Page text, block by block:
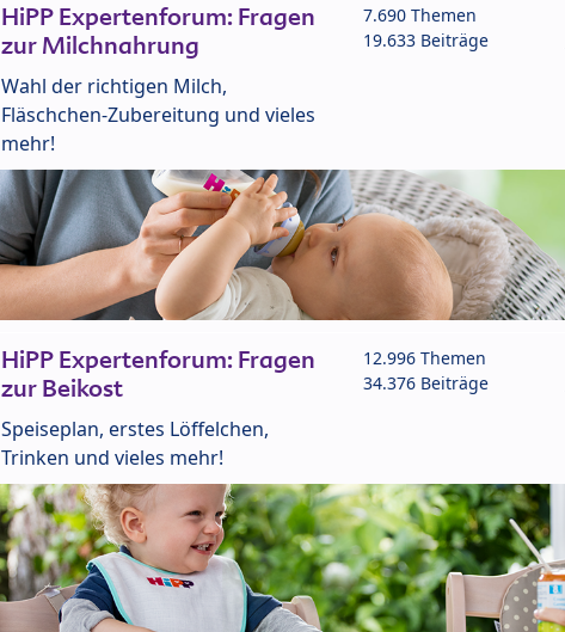
HiPP Expertenforum: Fragen
zur Milchnahrung
Wahl der richtigen Milch,
Fläschchen-Zubereitung und vieles
mehr!
7.690 Themen
19.633 Beiträge
HiPP Expertenforum: Fragen
zur Beikost
Speiseplan, erstes Löffelchen,
Trinken und vieles mehr!
12.996 Themen
34.376 Beiträge